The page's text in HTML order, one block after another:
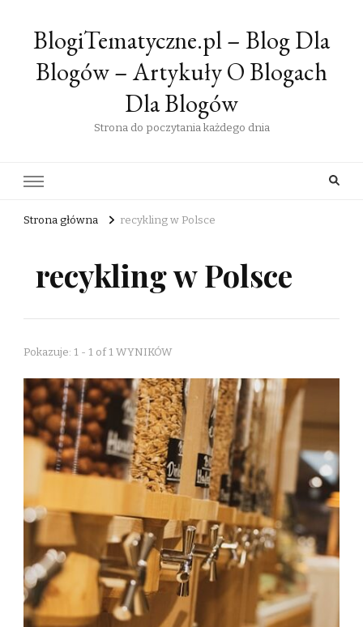
BlogiTematyczne.pl – Blog Dla
Blogów – Artykuły O Blogach
Dla Blogów
Strona do poczytania każdego dnia
Strona główna recykling w Polsce
recykling w Polsce
Pokazuje: 1 - 1 of 1 WYNIKÓW